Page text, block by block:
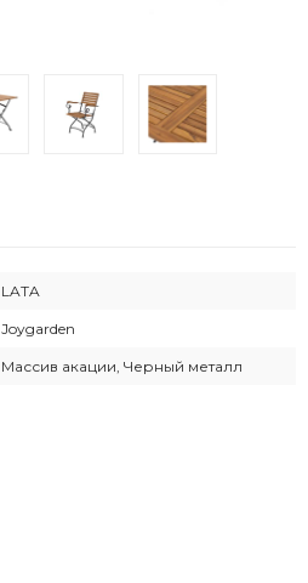
LATA
Joygarden
Массив акации, Черный металл